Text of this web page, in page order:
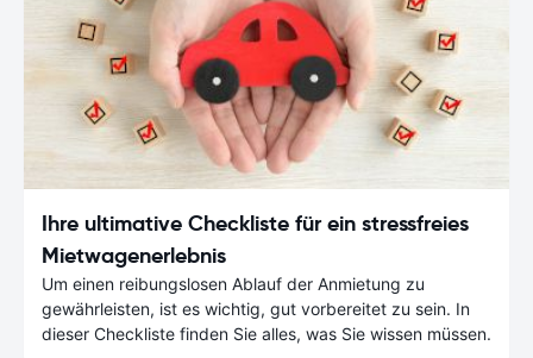
Ihre ultimative Checkliste für ein stressfreies
Mietwagenerlebnis
Um einen reibungslosen Ablauf der Anmietung zu
gewährleisten, ist es wichtig, gut vorbereitet zu sein. In
dieser Checkliste finden Sie alles, was Sie wissen müssen.